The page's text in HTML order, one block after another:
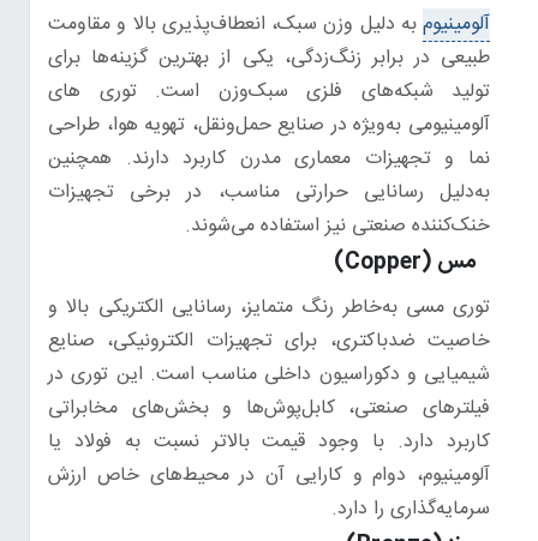
آلومینیومبه دلیل وزن سبک، انعطاف‌پذیری بالا و مقاومت
طبیعی در برابر زنگ‌زدگی، یکی از بهترین گزینه‌ها برای
تولید شبکه‌های فلزی سبک‌وزن است. توری های
آلومینیومی به‌ویژه در صنایع حمل‌ونقل، تهویه هوا، طراحی
نما و تجهیزات معماری مدرن کاربرد دارند. همچنین
به‌دلیل رسانایی حرارتی مناسب، در برخی تجهیزات
خنک‌کننده صنعتی نیز استفاده می‌شوند.
مس (Copper)
توری مسی به‌خاطر رنگ متمایز، رسانایی الکتریکی بالا و
خاصیت ضدباکتری، برای تجهیزات الکترونیکی، صنایع
شیمیایی و دکوراسیون داخلی مناسب است. این توری در
فیلترهای صنعتی، کابل‌پوش‌ها و بخش‌های مخابراتی
کاربرد دارد. با وجود قیمت بالاتر نسبت به فولاد یا
آلومینیوم، دوام و کارایی آن در محیط‌های خاص ارزش
سرمایه‌گذاری را دارد.